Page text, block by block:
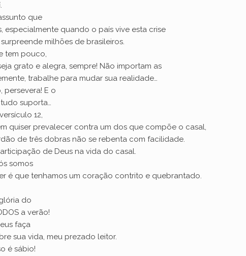
que
especialmente quando o país vive esta crise
milhões de brasileiros.
tem pouco,
grato e alegra, sempre! Não importam as
trabalhe para mudar sua realidade…
persevera! E o
suporta…
12,
quiser prevalecer contra um dos que compõe o casal,
de três dobras não se rebenta com facilidade.
de Deus na vida do casal.
somos
é que tenhamos um coração contrito e quebrantado.
do
a verão!
faça
sua vida, meu prezado leitor.
é sábio!